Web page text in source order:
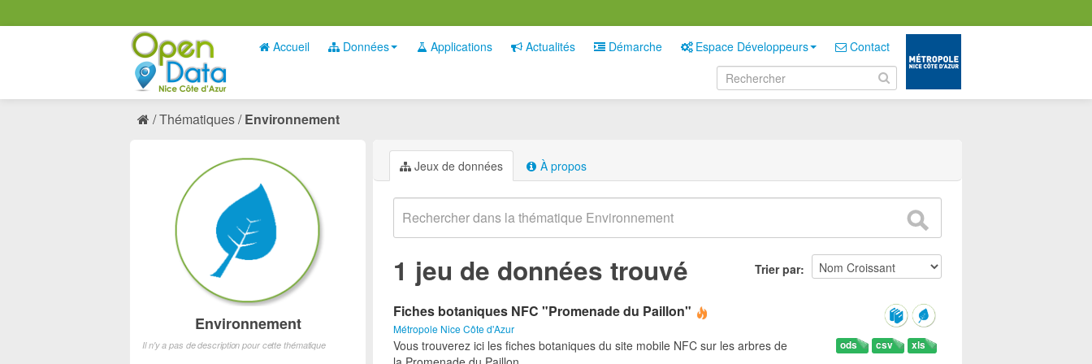
Accueil Données Applications Actualités Démarche Espace Développeurs Contact
Thématiques Environnement
Jeux de données À propos
Trier par
1 jeu de données trouvé
Fiches botaniques NFC "Promenade du Paillon"
Métropole Nice Côte d'Azur
xls
csv
ods
Vous trouverez ici les fiches botaniques du site mobile NFC sur les arbres de
Environnement
Il n'y a pas de description pour cette thématique